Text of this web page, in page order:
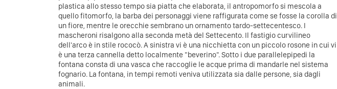
plastica allo stesso tempo sia piatta che elaborata, il antropomorfo si mescola a
quello fitomorfo, la barba dei personaggi viene raffigurata come se fosse la corolla di
un fiore, mentre le orecchie sembrano un ornamento tardo-settecentesco. I
mascheroni risalgono alla seconda metà del Settecento. Il fastigio curvilineo
dell'arco è in stile rococò. A sinistra vi è una nicchietta con un piccolo rosone in cui vi
è una terza cannella detto localmente "beverino". Sotto i due parallelepipedi la
fontana consta di una vasca che raccoglie le acque prima di mandarle nel sistema
fognario. La fontana, in tempi remoti veniva utilizzata sia dalle persone, sia dagli
animali.